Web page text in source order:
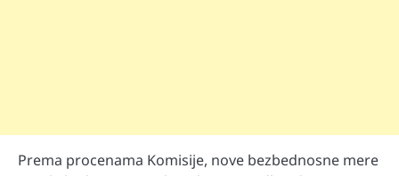
Prema procenama Komisije, nove bezbednosne mere